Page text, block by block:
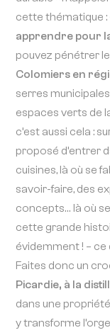
cette thématique :
apprendre pour
pouvez pénétrer
Colomiers en
serres
espaces verts de
c’est aussi cela :
proposé d’entrer
cuisines, là où se
savoir-faire, des
concepts… là où
cette grande
évidemment ! –
Faites donc un
Picardie, à la
dans une
y transforme